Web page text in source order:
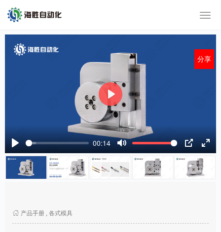
P
a
00:14
M
u
P
I
P
E
u
P
l
a
y
产品手册 , 各式模具
分享